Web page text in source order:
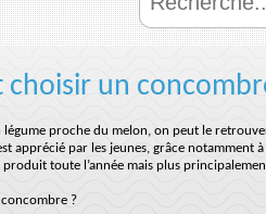
choisir un
légume proche du melon, on peut le
apprécié par les jeunes, grâce
toute l’année mais plus
?